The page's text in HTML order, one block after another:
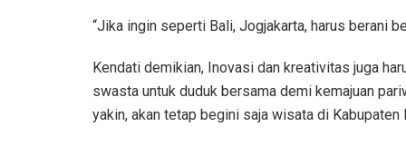
“Jika ingin seperti Bali, Jogjakarta, harus berani
Kendati demikian, Inovasi dan kreativitas juga
swasta untuk duduk bersama demi kemajuan
yakin, akan tetap begini saja wisata di Kabupaten